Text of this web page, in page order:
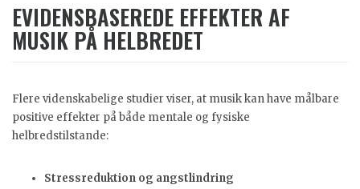
EVIDENSBASEREDE EFFEKTER AF
MUSIK PÅ HELBREDET
Flere videnskabelige studier viser, at musik kan have målbare
positive effekter på både mentale og fysiske
helbredstilstande:
Stressreduktion og angstlindring